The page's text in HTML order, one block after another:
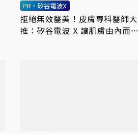
PR・矽谷電波X
拒絕無效醫美！皮膚專科醫師大
推：矽谷電波 X 讓肌膚由內而外